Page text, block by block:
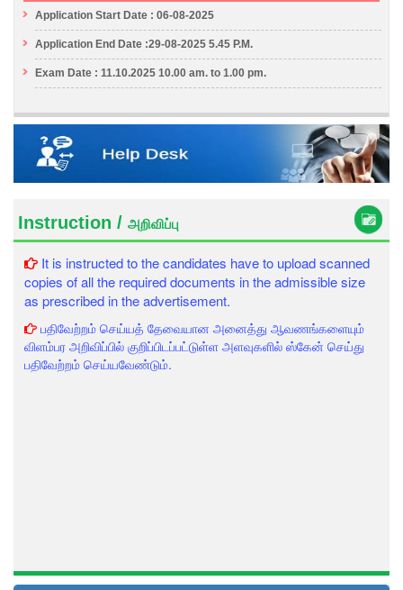
Application Start Date : 06-08-2025
Application End Date :29-08-2025 5.45 P.M.
Exam Date : 11.10.2025 10.00 am. to 1.00 pm.
Instruction / அறிவிப்பு
It is instructed to the candidates have to upload scanned
copies of all the required documents in the admissible size
as prescribed in the advertisement.
பதிவேற்றம் செய்யத் தேவையான அனைத்து ஆவணங்களையும்
விளம்பர அறிவிப்பில் குறிப்பிடப்பட்டுள்ள அளவுகளில் ஸ்கேன் செய்து
பதிவேற்றம் செய்யவேண்டும்.